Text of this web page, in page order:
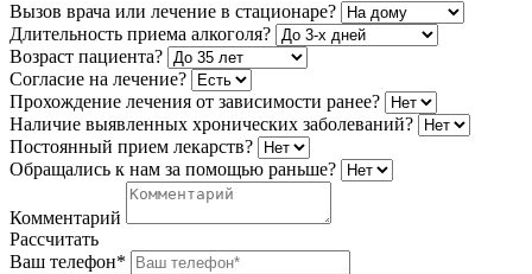
Вызов врача или лечение в стационаре?
Длительность приема алкоголя?
Возраст пациента?
Согласие на лечение?
Прохождение лечения от зависимости ранее?
Наличие выявленных хронических заболеваний?
Постоянный прием лекарств?
Обращались к нам за помощью раньше?
Комментарий
Рассчитать
Ваш телефон*